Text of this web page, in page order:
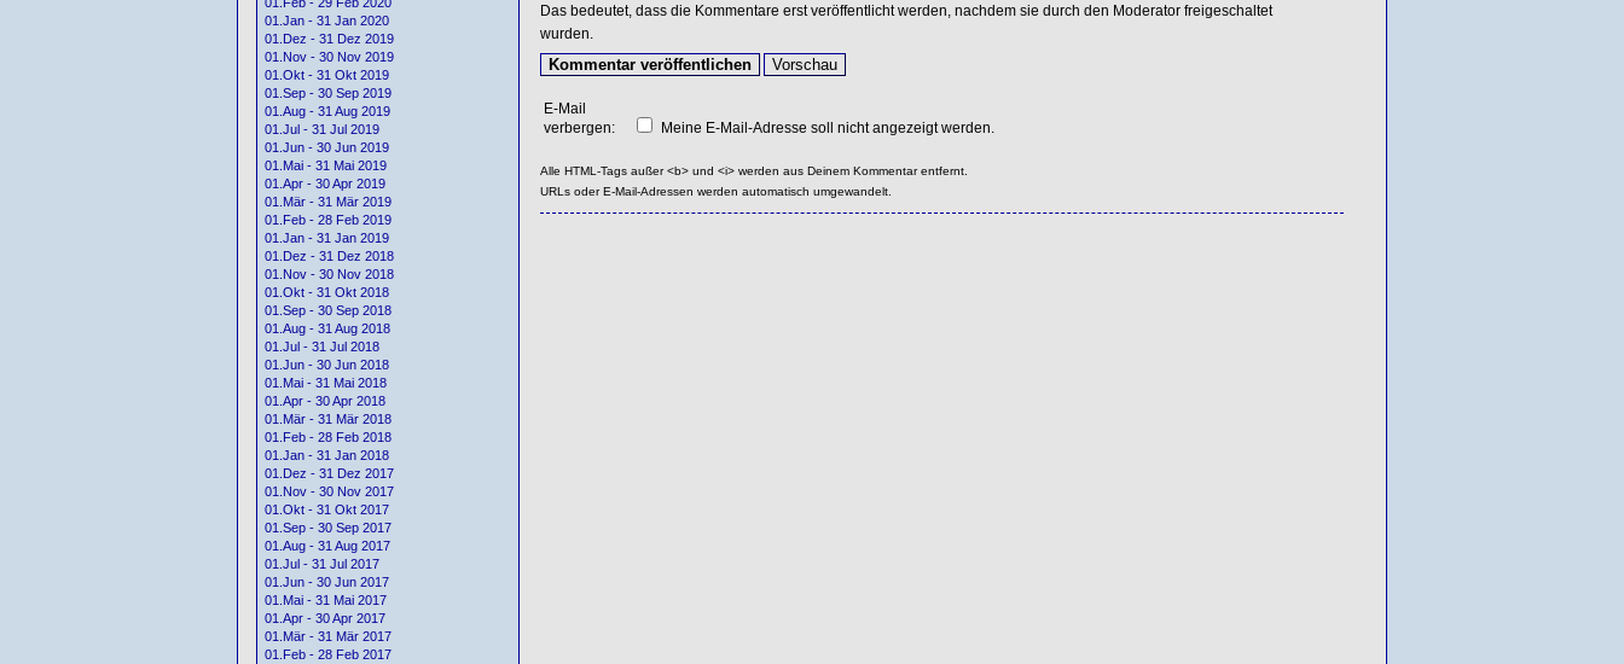
01.Jan - 31 Jan 2020
01.Dez - 31 Dez 2019
01.Nov - 30 Nov 2019
01.Okt - 31 Okt 2019
01.Sep - 30 Sep 2019
01.Aug - 31 Aug 2019
01.Jul - 31 Jul 2019
01.Jun - 30 Jun 2019
01.Mai - 31 Mai 2019
01.Apr - 30 Apr 2019
01.Mär - 31 Mär 2019
01.Feb - 28 Feb 2019
01.Jan - 31 Jan 2019
01.Dez - 31 Dez 2018
01.Nov - 30 Nov 2018
01.Okt - 31 Okt 2018
01.Sep - 30 Sep 2018
01.Aug - 31 Aug 2018
01.Jul - 31 Jul 2018
01.Jun - 30 Jun 2018
01.Mai - 31 Mai 2018
01.Apr - 30 Apr 2018
01.Mär - 31 Mär 2018
01.Feb - 28 Feb 2018
01.Jan - 31 Jan 2018
01.Dez - 31 Dez 2017
01.Nov - 30 Nov 2017
01.Okt - 31 Okt 2017
01.Sep - 30 Sep 2017
01.Aug - 31 Aug 2017
01.Jul - 31 Jul 2017
01.Jun - 30 Jun 2017
01.Mai - 31 Mai 2017
01.Apr - 30 Apr 2017
01.Mär - 31 Mär 2017
01.Feb - 28 Feb 2017
Das bedeutet, dass die Kommentare erst veröffentlicht werden, nachdem sie durch den Moderator freigeschaltet
wurden.
E-Mail
verbergen:
Meine E-Mail-Adresse soll nicht angezeigt werden.
Alle HTML-Tags außer <b> und <i> werden aus Deinem Kommentar entfernt.
URLs oder E-Mail-Adressen werden automatisch umgewandelt.